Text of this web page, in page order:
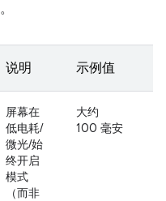
。
说明 示例值
屏幕在
低电耗/
微光/始
终开启
模式
（而非
大约
100 毫安